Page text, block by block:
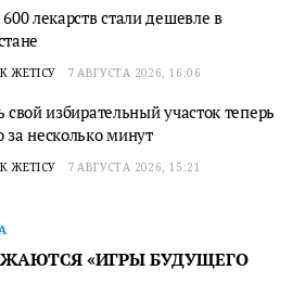
лекарств стали дешевле в
ЖЕТІСУ 7 АВГУСТА 2026, 16:06
свой избирательный участок теперь
несколько минут
ЖЕТІСУ 7 АВГУСТА 2026, 15:21
«ИГРЫ БУДУЩЕГО